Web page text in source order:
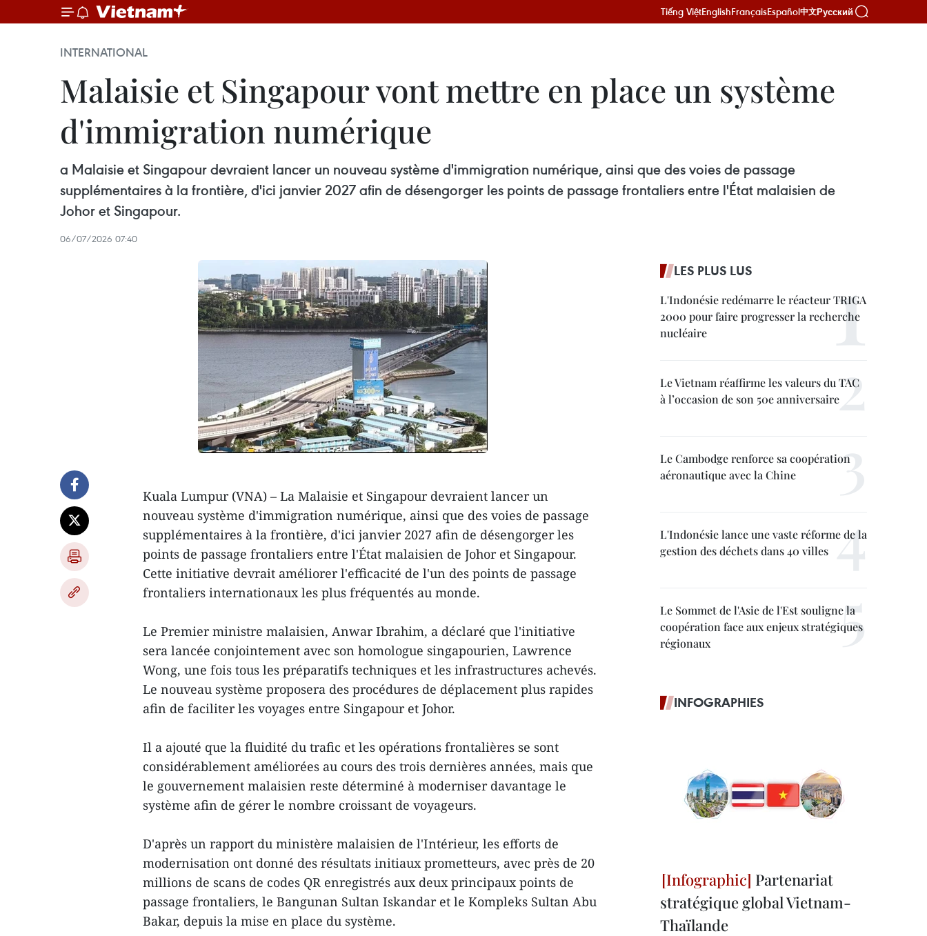
Tiếng ViệtEnglishFrançaisEspañol中文Русский
INTERNATIONAL
Malaisie et Singapour vont mettre en place un système
d'immigration numérique
a Malaisie et Singapour devraient lancer un nouveau système d'immigration numérique, ainsi que des voies de passage
supplémentaires à la frontière, d'ici janvier 2027 afin de désengorger les points de passage frontaliers entre l'État malaisien de
Johor et Singapour.
06/07/2026 07:40
Kuala Lumpur (VNA) – La Malaisie et Singapour devraient lancer un
nouveau système d'immigration numérique, ainsi que des voies de passage
supplémentaires à la frontière, d'ici janvier 2027 afin de désengorger les
points de passage frontaliers entre l'État malaisien de Johor et Singapour.
Cette initiative devrait améliorer l'efficacité de l'un des points de passage
frontaliers internationaux les plus fréquentés au monde.
Le Premier ministre malaisien, Anwar Ibrahim, a déclaré que l'initiative
sera lancée conjointement avec son homologue singapourien, Lawrence
Wong, une fois tous les préparatifs techniques et les infrastructures achevés.
Le nouveau système proposera des procédures de déplacement plus rapides
afin de faciliter les voyages entre Singapour et Johor.
Il a ajouté que la fluidité du trafic et les opérations frontalières se sont
considérablement améliorées au cours des trois dernières années, mais que
le gouvernement malaisien reste déterminé à moderniser davantage le
système afin de gérer le nombre croissant de voyageurs.
D'après un rapport du ministère malaisien de l'Intérieur, les efforts de
modernisation ont donné des résultats initiaux prometteurs, avec près de 20
millions de scans de codes QR enregistrés aux deux principaux points de
passage frontaliers, le Bangunan Sultan Iskandar et le Kompleks Sultan Abu
Bakar, depuis la mise en place du système.
LES PLUS LUS
L'Indonésie redémarre le réacteur TRIGA
2000 pour faire progresser la recherche
nucléaire
Le Vietnam réaffirme les valeurs du TAC
à l’occasion de son 50e anniversaire
Le Cambodge renforce sa coopération
aéronautique avec la Chine
L'Indonésie lance une vaste réforme de la
gestion des déchets dans 40 villes
Le Sommet de l'Asie de l'Est souligne la
coopération face aux enjeux stratégiques
régionaux
INFOGRAPHIES
Partenariat
stratégique global Vietnam-
Thaïlande